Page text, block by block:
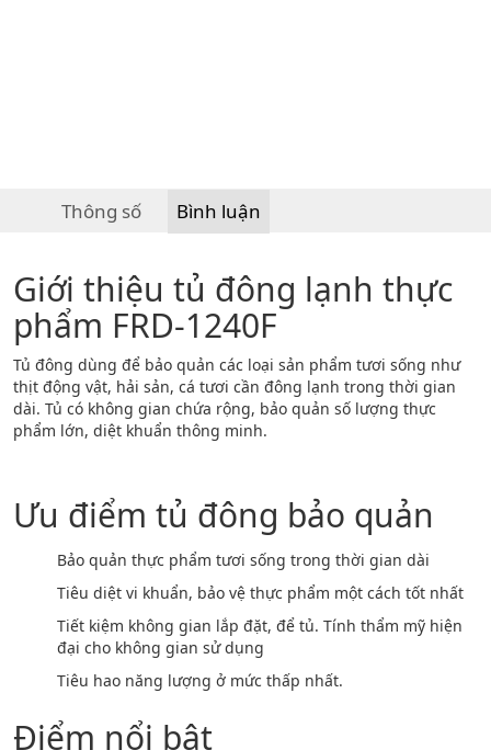
Thông số Bình luận
Giới thiệu tủ đông lạnh thực
phẩm FRD-1240F
Tủ đông dùng để bảo quản các loại sản phẩm tươi sống như
thịt động vật, hải sản, cá tươi cần đông lạnh trong thời gian
dài. Tủ có không gian chứa rộng, bảo quản số lượng thực
phẩm lớn, diệt khuẩn thông minh.
Ưu điểm tủ đông bảo quản
Bảo quản thực phẩm tươi sống trong thời gian dài
Tiêu diệt vi khuẩn, bảo vệ thực phẩm một cách tốt nhất
Tiết kiệm không gian lắp đặt, để tủ. Tính thẩm mỹ hiện
đại cho không gian sử dụng
Tiêu hao năng lượng ở mức thấp nhất.
Điểm nổi bật